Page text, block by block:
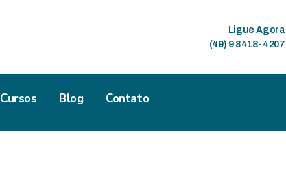
Ligue Agora
(49) 9 8418-4207
Cursos Blog Contato
ATENDIMENTOS
CURSOS
BLOG